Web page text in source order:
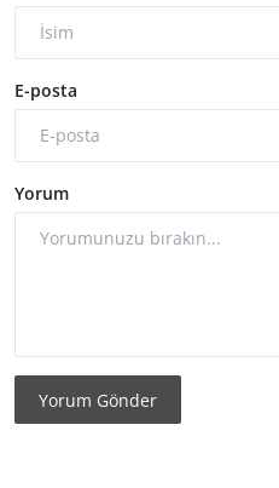
E-posta
Yorum
Yorum Gönder